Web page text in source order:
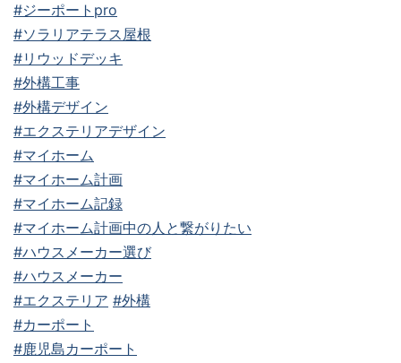
#ジーポートpro
#ソラリアテラス屋根
#リウッドデッキ
#外構工事
#外構デザイン
#エクステリアデザイン
#マイホーム
#マイホーム計画
#マイホーム記録
#マイホーム計画中の人と繋がりたい
#ハウスメーカー選び
#ハウスメーカー
#エクステリア #外構
#カーポート
#鹿児島カーポート